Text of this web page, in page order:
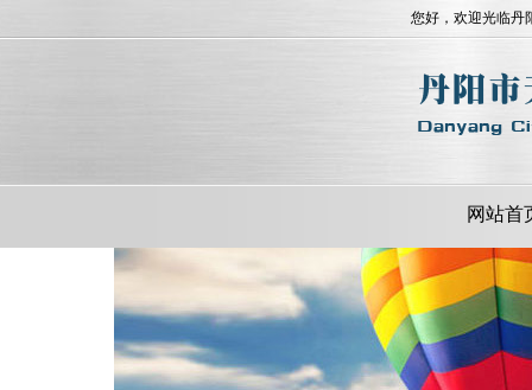
您好，欢迎光临
网站首